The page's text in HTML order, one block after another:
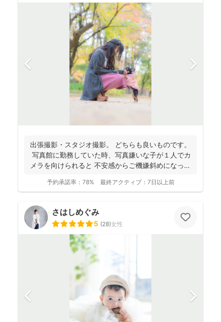
出張撮影・スタジオ撮影。 どちらも良いものです。
写真館に勤務していた時、写真嫌いな子が１人でカ
メラを向けられると 不安感からご機嫌斜めになっ
予約承諾率： 78% 最終アクティブ： 7日以上前
さはしめぐみ
5 (28)女性